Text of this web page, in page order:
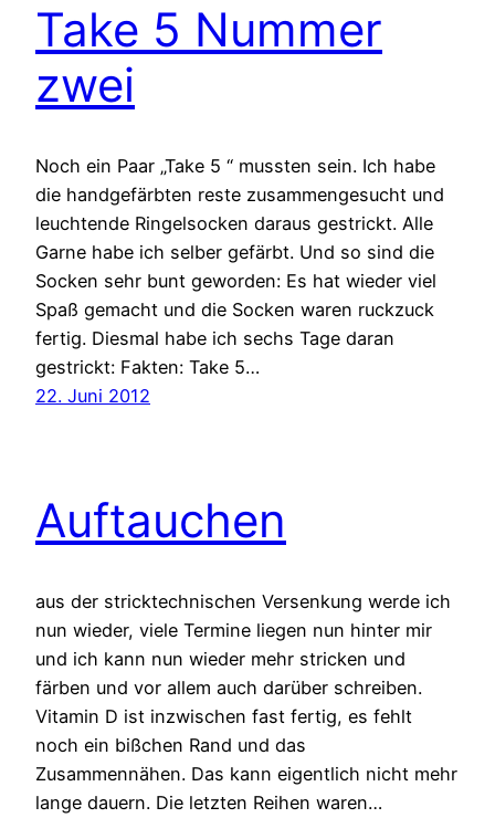
Take 5 Nummer
zwei
Noch ein Paar „Take 5 “ mussten sein. Ich habe
die handgefärbten reste zusammengesucht und
leuchtende Ringelsocken daraus gestrickt. Alle
Garne habe ich selber gefärbt. Und so sind die
Socken sehr bunt geworden: Es hat wieder viel
Spaß gemacht und die Socken waren ruckzuck
fertig. Diesmal habe ich sechs Tage daran
gestrickt: Fakten: Take 5…
22. Juni 2012
Auftauchen
aus der stricktechnischen Versenkung werde ich
nun wieder, viele Termine liegen nun hinter mir
und ich kann nun wieder mehr stricken und
färben und vor allem auch darüber schreiben.
Vitamin D ist inzwischen fast fertig, es fehlt
noch ein bißchen Rand und das
Zusammennähen. Das kann eigentlich nicht mehr
lange dauern. Die letzten Reihen waren…